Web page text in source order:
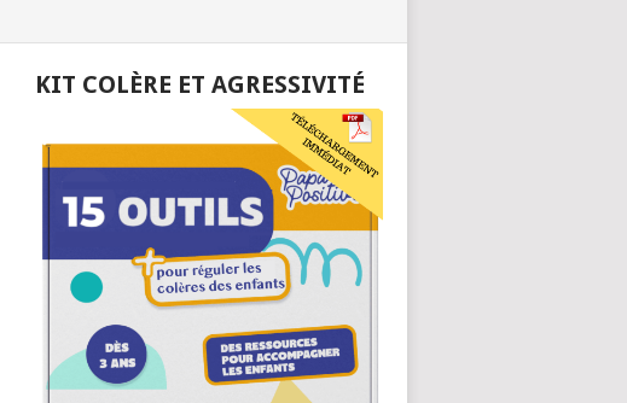
KIT COLÈRE ET AGRESSIVITÉ